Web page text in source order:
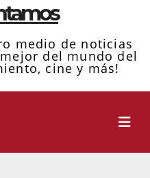
medio de noticias
del mundo del
cine y más!